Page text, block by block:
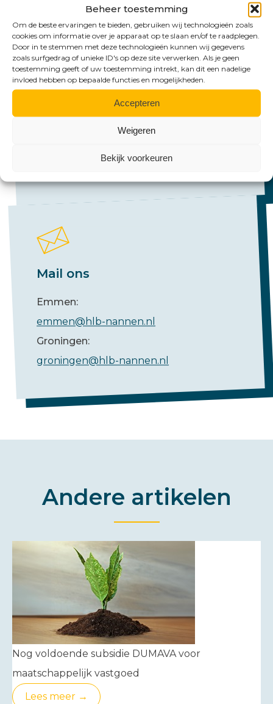
Beheer toestemming
Om de beste ervaringen te bieden, gebruiken wij technologieën zoals
cookies om informatie over je apparaat op te slaan en/of te raadplegen.
Door in te stemmen met deze technologieën kunnen wij gegevens
zoals surfgedrag of unieke ID's op deze site verwerken. Als je geen
toestemming geeft of uw toestemming intrekt, kan dit een nadelige
invloed hebben op bepaalde functies en mogelijkheden.
Accepteren
Weigeren
Bekijk voorkeuren
Bel ons
+31 (0)591 61 23 77
Mail ons
Emmen:
emmen@hlb-nannen.nl
Groningen:
groningen@hlb-nannen.nl
Andere artikelen
Nog voldoende subsidie DUMAVA voor
maatschappelijk vastgoed
Lees meer →